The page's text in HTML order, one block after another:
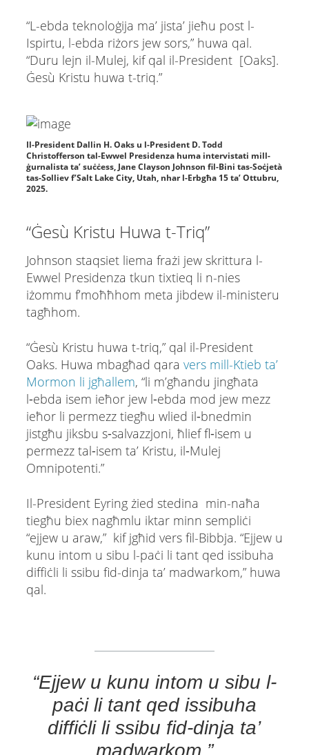
“L-ebda teknoloġija ma’ jista’ jieħu post l-
Ispirtu, l-ebda riżors jew sors,” huwa qal.
“Duru lejn il-Mulej, kif qal il-President [Oaks].
Ġesù Kristu huwa t-triq.”
Il-President Dallin H. Oaks u l-President D. Todd
Christofferson tal-Ewwel Presidenza huma intervistati mill-
ġurnalista ta’ suċċess, Jane Clayson Johnson fil-Bini tas-Soċjetà
tas-Solliev f’Salt Lake City, Utah, nhar l-Erbgħa 15 ta’ Ottubru,
2025.
“Ġesù Kristu Huwa t-Triq”
Johnson staqsiet liema frażi jew skrittura l-
Ewwel Presidenza tkun tixtieq li n-nies
iżommu f’moħħhom meta jibdew il-ministeru
tagħhom.
“Ġesù Kristu huwa t-triq,” qal il-President
Oaks. Huwa mbagħad qara vers mill-Ktieb ta’
Mormon li jgħallem, “li m’għandu jingħata
l‑ebda isem ieħor jew l‑ebda mod jew mezz
ieħor li permezz tiegħu wlied il‑bnedmin
jistgħu jiksbu s‑salvazzjoni, ħlief fl‑isem u
permezz tal‑isem ta’ Kristu, il‑Mulej
Omnipotenti.”
Il-President Eyring żied stedina min-naħa
tiegħu biex nagħmlu iktar minn sempliċi
“ejjew u araw,” kif jgħid vers fil-Bibbja. “Ejjew u
kunu intom u sibu l-paċi li tant qed issibuha
diffiċli li ssibu fid-dinja ta’ madwarkom,” huwa
qal.
“Ejjew u kunu intom u sibu l-
paċi li tant qed issibuha
diffiċli li ssibu fid-dinja ta’
madwarkom.”